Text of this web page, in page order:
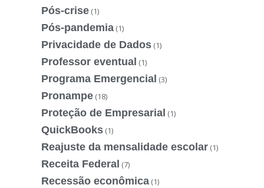
Pós-crise (1)
Pós-pandemia (1)
Privacidade de Dados (1)
Professor eventual (1)
Programa Emergencial (3)
Pronampe (18)
Proteção de Empresarial (1)
QuickBooks (1)
Reajuste da mensalidade escolar (1)
Receita Federal (7)
Recessão econômica (1)